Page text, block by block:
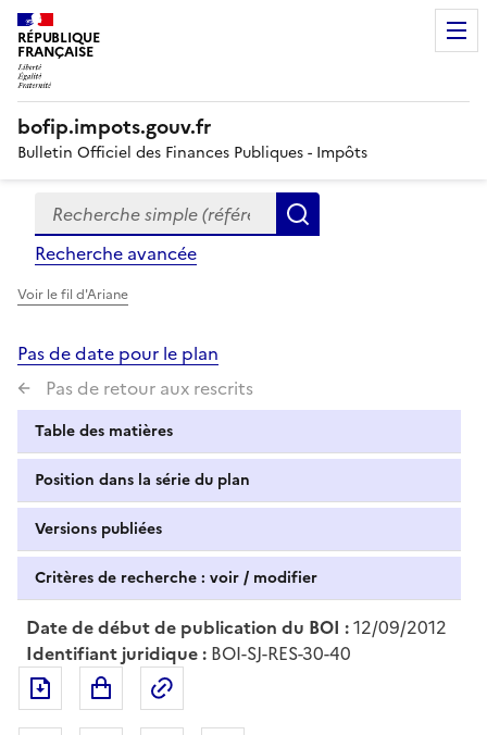
RÉPUBLIQUE
FRANÇAISE
bofip.impots.gouv.fr
Bulletin Officiel des Finances Publiques - Impôts
Formulaire
de
recherche
Recherche simple (références, mots clés, partie du
Recherche avancée
Voir le fil d'Ariane
Pas de date pour le plan
Pas de retour aux rescrits
Table des matières
Position dans la série du plan
Versions publiées
Critères de recherche : voir / modifier
Date de début de publication du BOI :12/09/2012
Identifiant juridique : BOI-SJ-RES-30-40
Exporter le document au format pdf